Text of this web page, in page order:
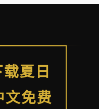
夏日
文免费